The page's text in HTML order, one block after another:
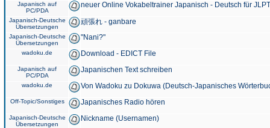
Japanisch auf
PC/PDA
neuer Online Vokabeltrainer Japanisch - Deutsch für
Japanisch-Deutsche
Übersetzungen
頑張れ - ganbare
Japanisch-Deutsche
Übersetzungen
"Nani?"
wadoku.de Download - EDICT File
Japanisch auf
PC/PDA
Japanischen Text schreiben
wadoku.de Von Wadoku zu Dokuwa (Deutsch-Japanisches
Off-Topic/Sonstiges Japanisches Radio hören
Japanisch-Deutsche
Übersetzungen
Nickname (Usernamen)